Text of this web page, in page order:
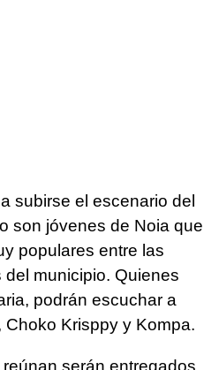
subirse el escenario del
son jóvenes de Noia que
populares entre las
municipio. Quienes
podrán escuchar a
Choko Krisppy y Kompa.
serán entregados